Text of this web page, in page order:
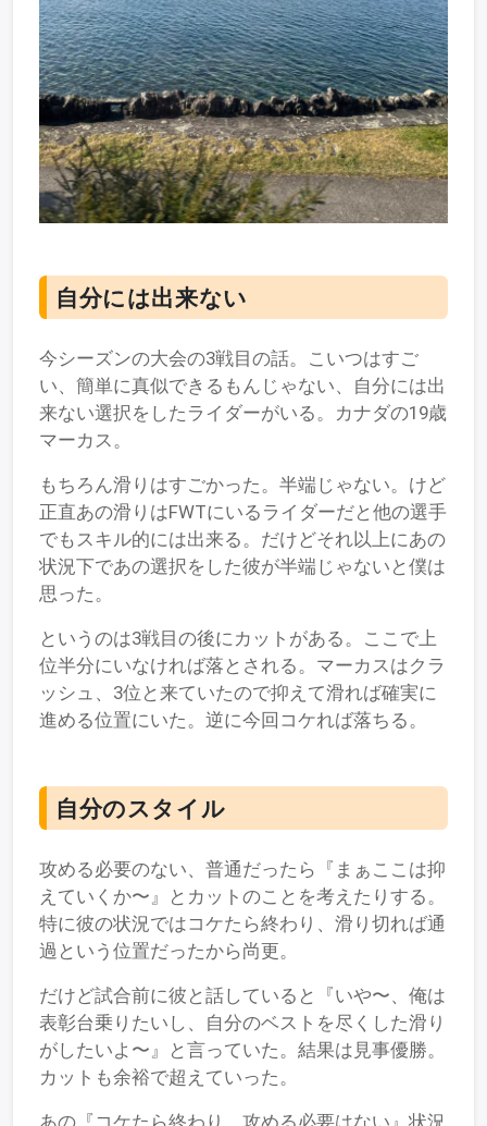
自分には出来ない
今シーズンの大会の3戦目の話。こいつはすご
い、簡単に真似できるもんじゃない、自分には出
来ない選択をしたライダーがいる。カナダの19歳
マーカス。
もちろん滑りはすごかった。半端じゃない。けど
正直あの滑りはFWTにいるライダーだと他の選手
でもスキル的には出来る。だけどそれ以上にあの
状況下であの選択をした彼が半端じゃないと僕は
思った。
というのは3戦目の後にカットがある。ここで上
位半分にいなければ落とされる。マーカスはクラ
ッシュ、3位と来ていたので抑えて滑れば確実に
進める位置にいた。逆に今回コケれば落ちる。
自分のスタイル
攻める必要のない、普通だったら『まぁここは抑
えていくか〜』とカットのことを考えたりする。
特に彼の状況ではコケたら終わり、滑り切れば通
過という位置だったから尚更。
だけど試合前に彼と話していると『いや〜、俺は
表彰台乗りたいし、自分のベストを尽くした滑り
がしたいよ〜』と言っていた。結果は見事優勝。
カットも余裕で超えていった。
あの『コケたら終わり、攻める必要はない』状況